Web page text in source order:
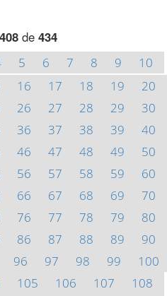
408de 434
5 6 7 8 9
10
16 17 18 19
20
26 27 28 29
30
36 37 38 39
40
46 47 48 49
50
56 57 58 59
60
66 67 68 69
70
76 77 78 79
80
86 87 88 89
90
96 97 98 99
100
105 106 107
108